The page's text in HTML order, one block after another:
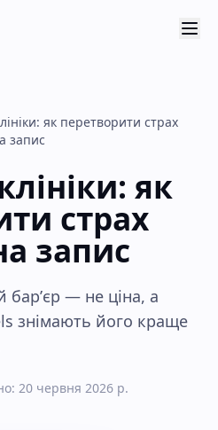
як перетворити страх
запис
як
страх
запис
барʼєр — не ціна, а
знімають його краще
: 20 червня 2026 р.